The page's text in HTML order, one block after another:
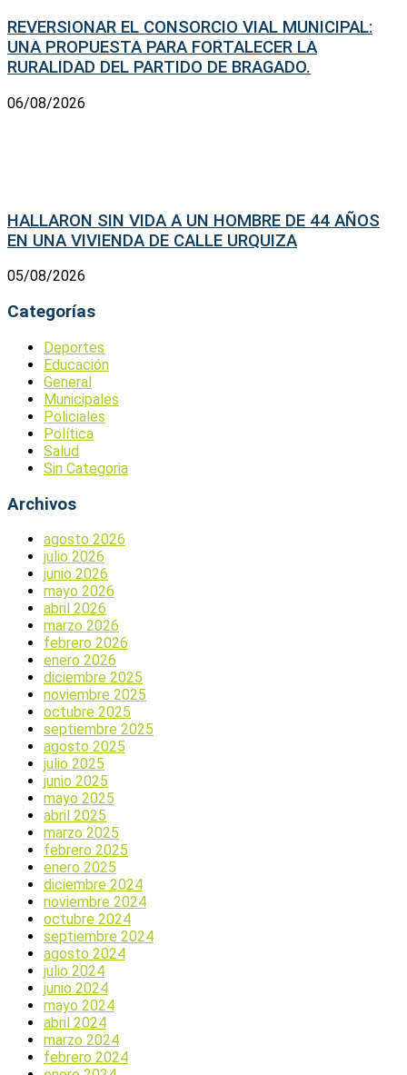
REVERSIONAR EL CONSORCIO VIAL MUNICIPAL:
UNA PROPUESTA PARA FORTALECER LA
RURALIDAD DEL PARTIDO DE BRAGADO.
06/08/2026
HALLARON SIN VIDA A UN HOMBRE DE 44 AÑOS
EN UNA VIVIENDA DE CALLE URQUIZA
05/08/2026
Categorías
Deportes
Educación
General
Municipales
Policiales
Política
Salud
Sin Categoria
Archivos
agosto 2026
julio 2026
junio 2026
mayo 2026
abril 2026
marzo 2026
febrero 2026
enero 2026
diciembre 2025
noviembre 2025
octubre 2025
septiembre 2025
agosto 2025
julio 2025
junio 2025
mayo 2025
abril 2025
marzo 2025
febrero 2025
enero 2025
diciembre 2024
noviembre 2024
octubre 2024
septiembre 2024
agosto 2024
julio 2024
junio 2024
mayo 2024
abril 2024
marzo 2024
febrero 2024